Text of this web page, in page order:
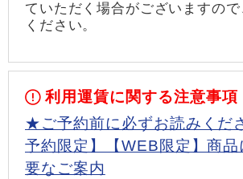
ていただく場合がございますの
ください。
利用運賃に関する注意事項
★ご予約前に必ずお読みくだ
予約限定】【WEB限定】商品
要なご案内